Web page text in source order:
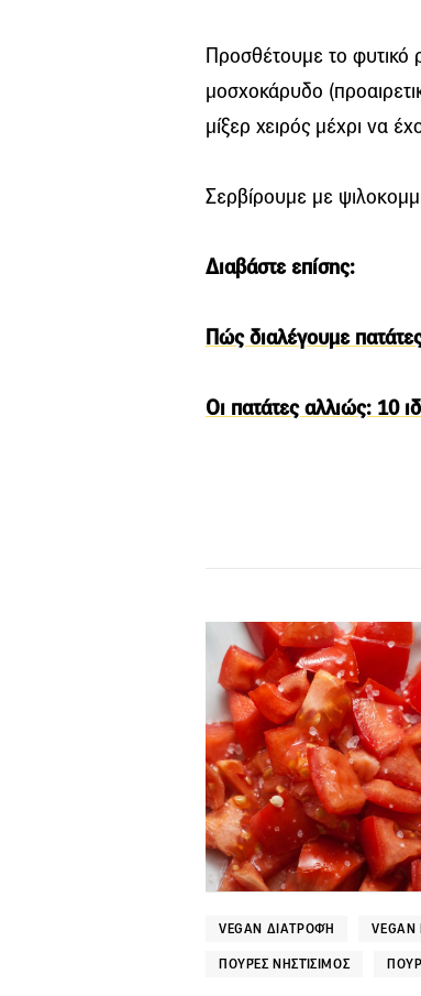
Προσθέτουμε το
μοσχοκάρυδο
μίξερ χειρός μέχρι να
Σερβίρουμε με
Διαβάστε επίσης:
Πώς διαλέγουμε
Οι πατάτες αλλιώς: 10
VEGAN ΔΙΑΤΡΟΦΉ
ΠΟΥΡΈΣ ΝΗΣΤΊΣΙΜΟΣ